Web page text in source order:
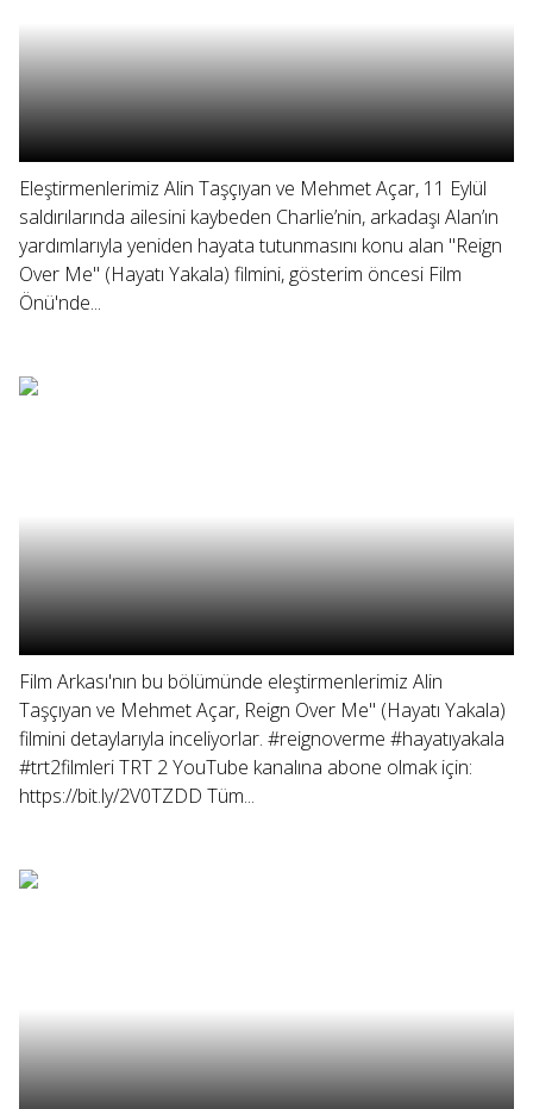
Eleştirmenlerimiz Alin Taşçıyan ve Mehmet Açar, 11 Eylül
saldırılarında ailesini kaybeden Charlie’nin, arkadaşı Alan’ın
yardımlarıyla yeniden hayata tutunmasını konu alan "Reign
Over Me" (Hayatı Yakala) filmini, gösterim öncesi Film
Önü'nde...
Film Arkası'nın bu bölümünde eleştirmenlerimiz Alin
Taşçıyan ve Mehmet Açar, Reign Over Me" (Hayatı Yakala)
filmini detaylarıyla inceliyorlar. #reignoverme #hayatıyakala
#trt2filmleri TRT 2 YouTube kanalına abone olmak için:
https://bit.ly/2V0TZDD Tüm...